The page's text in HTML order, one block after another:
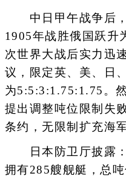
中日甲午战争后，
1905年战胜俄国跃升
次世界大战后实力迅
议，限定英、美、日
为5:5:3:1.75:1.75。
提出调整吨位限制失
条约，无限制扩充海军
日本防卫厅披露：
拥有285艘舰艇，总